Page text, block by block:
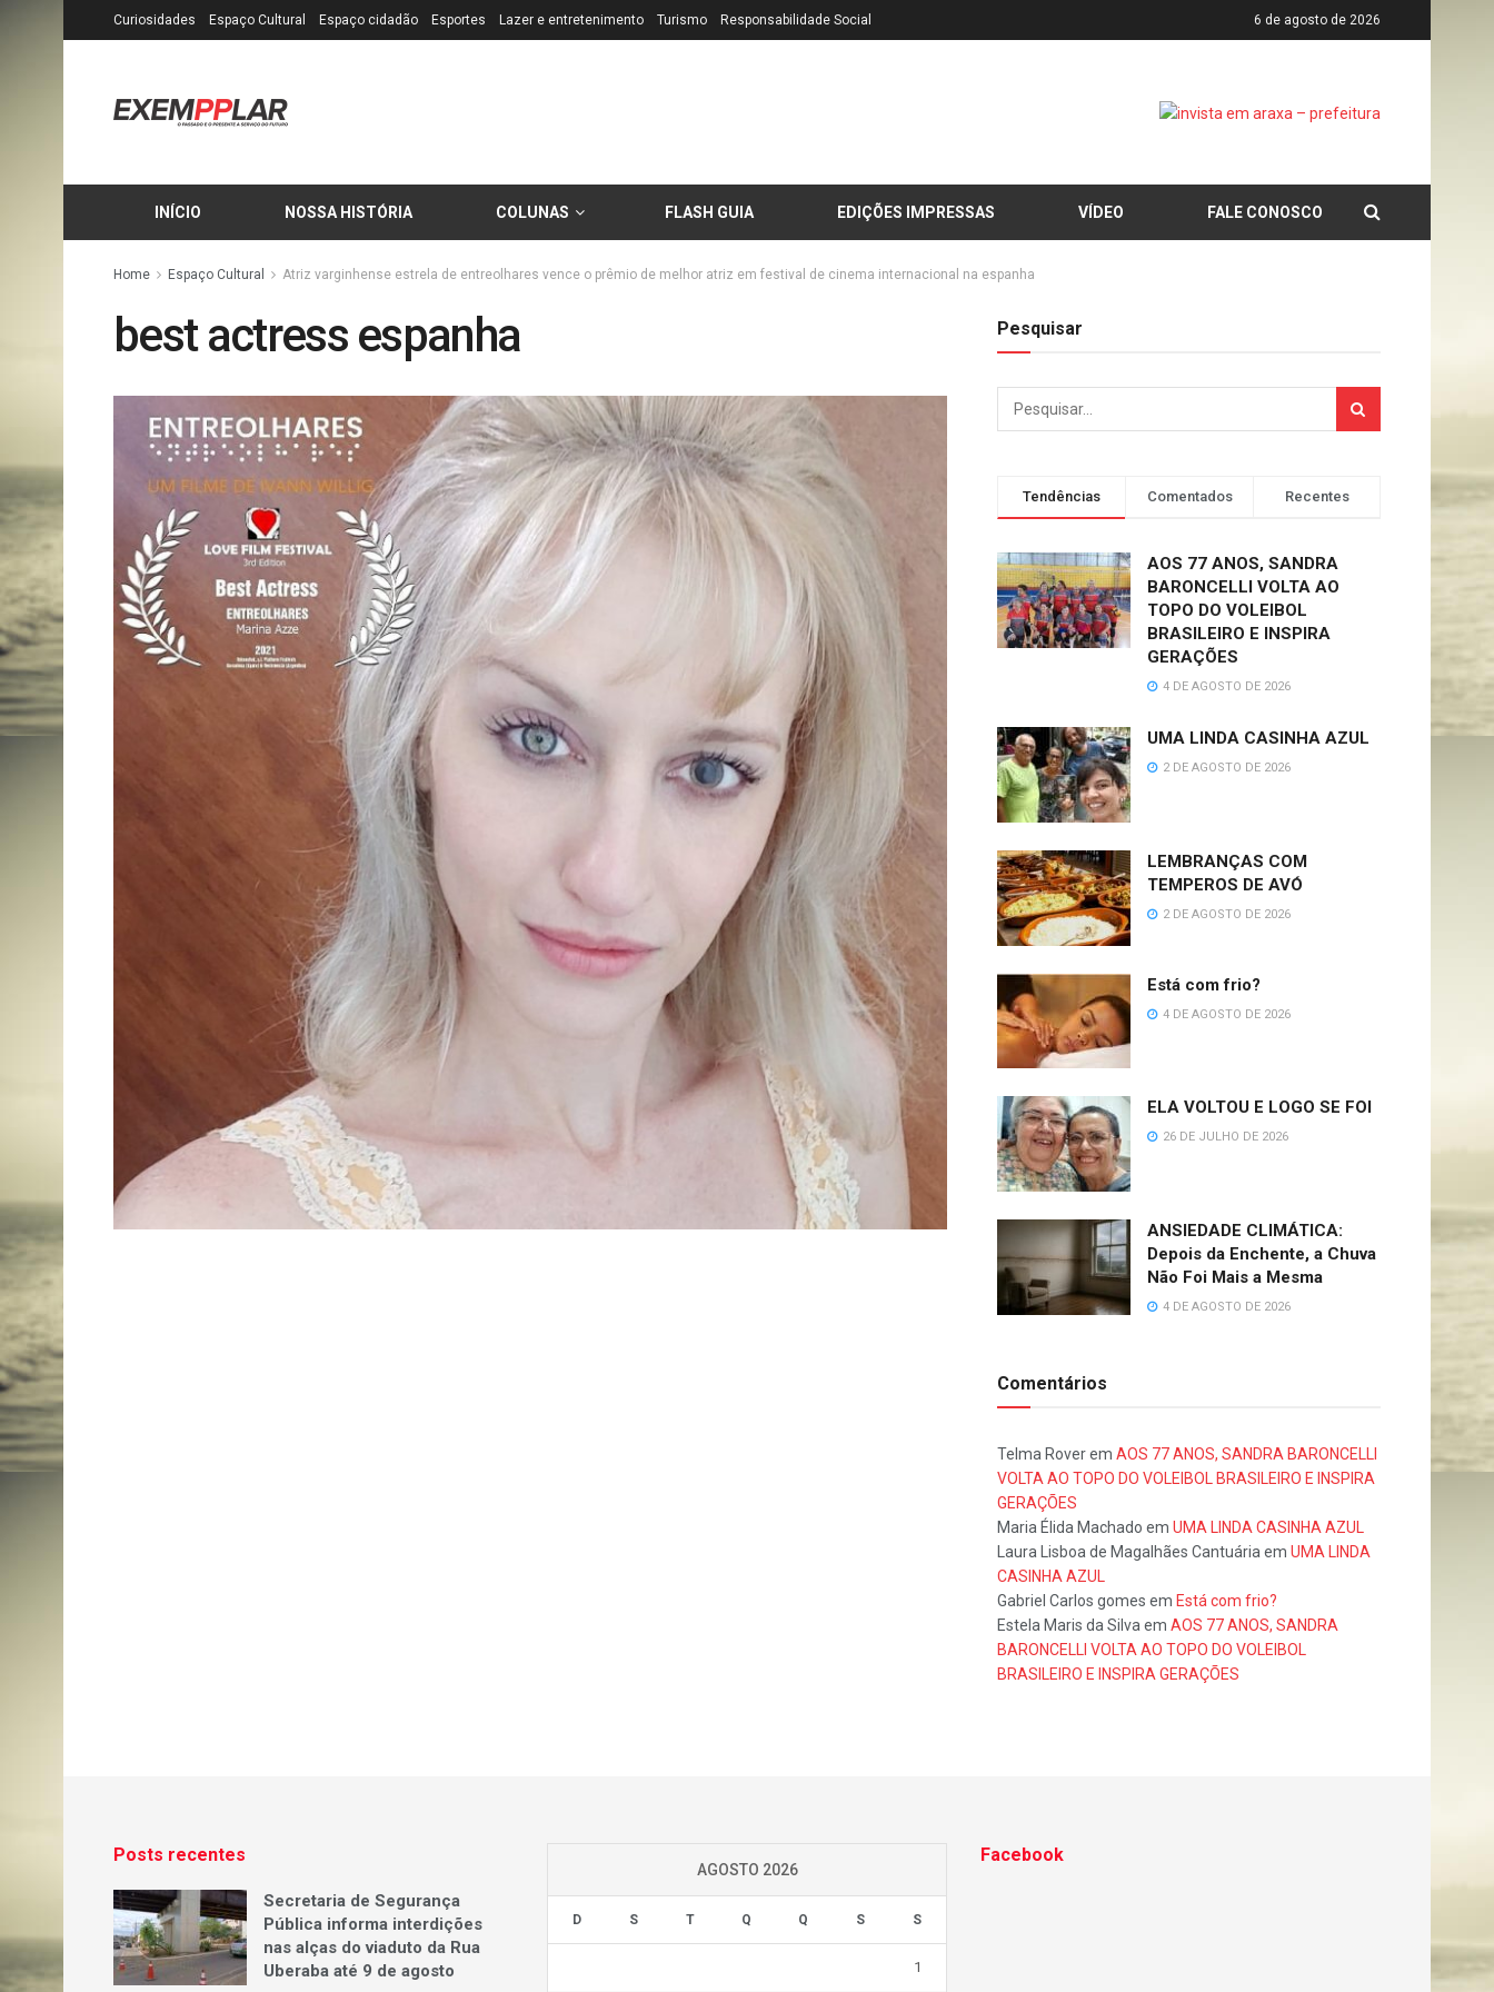
Curiosidades Espaço Cultural Espaço cidadão Esportes Lazer e entretenimento Turismo Responsabilidade Social 6 de agosto de 2026
INÍCIO NOSSA HISTÓRIA COLUNAS FLASH GUIA EDIÇÕES IMPRESSAS VÍDEO FALE CONOSCO
Home Espaço Cultural Atriz varginhense estrela de entreolhares vence o prêmio de melhor atriz em festival de cinema internacional na espanha
best actress espanha Pesquisar
Tendências Comentados Recentes
AOS 77 ANOS, SANDRA
BARONCELLI VOLTA AO
TOPO DO VOLEIBOL
BRASILEIRO E INSPIRA
GERAÇÕES
4 DE AGOSTO DE 2026
UMA LINDA CASINHA AZUL
2 DE AGOSTO DE 2026
LEMBRANÇAS COM
TEMPEROS DE AVÓ
2 DE AGOSTO DE 2026
Está com frio?
4 DE AGOSTO DE 2026
ELA VOLTOU E LOGO SE FOI
26 DE JULHO DE 2026
ANSIEDADE CLIMÁTICA:
Depois da Enchente, a Chuva
Não Foi Mais a Mesma
4 DE AGOSTO DE 2026
Comentários
Telma Roverem AOS 77 ANOS, SANDRA BARONCELLI
VOLTA AO TOPO DO VOLEIBOL BRASILEIRO E INSPIRA
GERAÇÕES
Maria Élida Machado em UMA LINDA CASINHA AZUL
Laura Lisboa de Magalhães Cantuária em UMA LINDA
CASINHA AZUL
Gabriel Carlos gomes em Está com frio?
Estela Maris da Silva em AOS 77 ANOS, SANDRA
BARONCELLI VOLTA AO TOPO DO VOLEIBOL
BRASILEIRO E INSPIRA GERAÇÕES
Posts recentes
Secretaria de Segurança
Pública informa interdições
nas alças do viaduto da Rua
Uberaba até 9 de agosto
AGOSTO 2026
D S T Q Q S S
1
Facebook